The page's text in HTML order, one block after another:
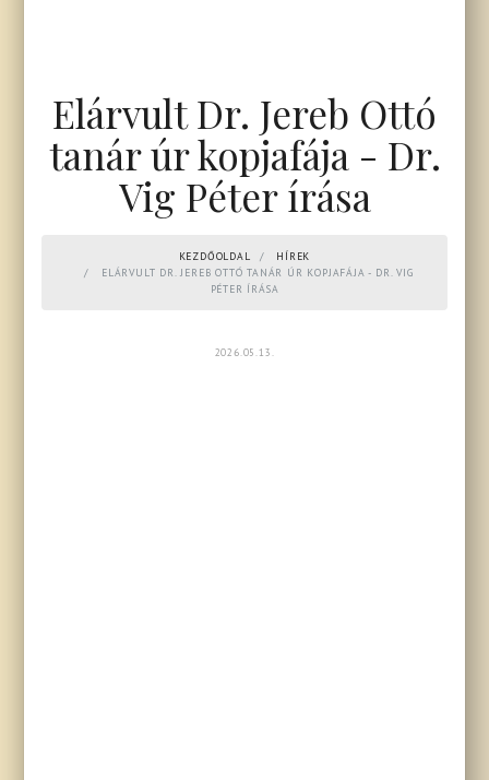
Elárvult Dr. Jereb Ottó
tanár úr kopjafája - Dr.
Vig Péter írása
KEZDŐOLDAL
HÍREK
ELÁRVULT DR. JEREB OTTÓ TANÁR ÚR KOPJAFÁJA - DR. VIG
PÉTER ÍRÁSA
2026.05.13.